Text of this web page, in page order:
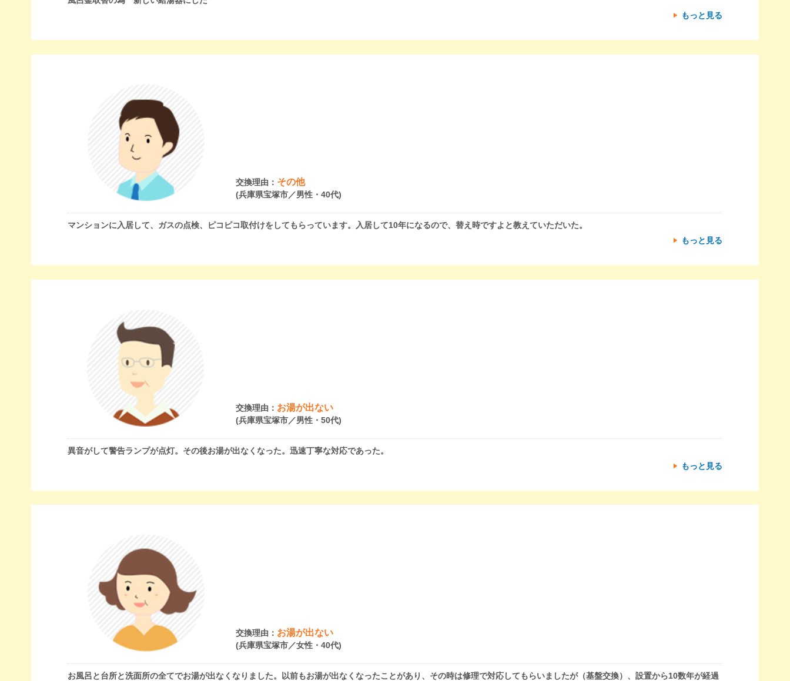
もっと見る
交換理由： その他
(兵庫県宝塚市／男性・40代)
マンションに入居して、ガスの点検、ピコピコ取付けをしてもらっています。入居して10年になるので、替え時ですよと教えていただいた。
もっと見る
交換理由： お湯が出ない
(兵庫県宝塚市／男性・50代)
異音がして警告ランプが点灯。その後お湯が出なくなった。迅速丁寧な対応であった。
もっと見る
交換理由： お湯が出ない
(兵庫県宝塚市／女性・40代)
お風呂と台所と洗面所の全てでお湯が出なくなりました。以前もお湯が出なくなったことがあり、その時は修理で対応してもらいましたが（基盤交換）、設置から10数年が経過